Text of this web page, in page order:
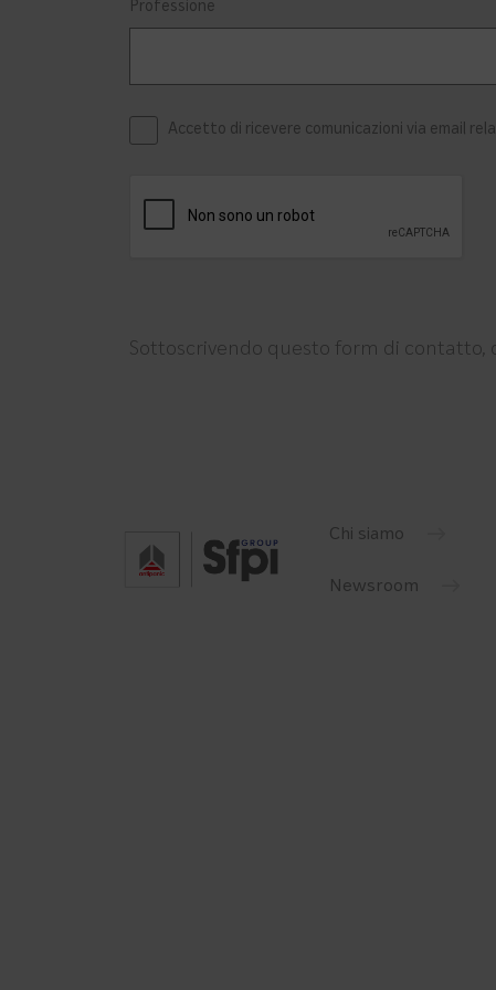
Professione
Accetto di ricevere comunicazioni via email
Sottoscrivendo questo form di
Chi siamo
Newsroom